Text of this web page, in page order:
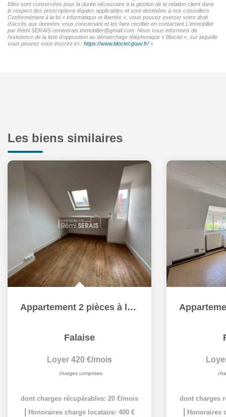
Elles sont conservées pour la durée nécessaire à la gestion de la relation client dans
le respect des prescriptions légales applicables et sont destinées à nos conseillers
Conformément à la loi « informatique et libertés », vous pouvez exercer votre droit
d'accès aux données vous concernant et les faire rectifier en contactant L'immobilier
par Rémi SERAIS remiserais.immobilier@gmail.com. Nous vous informons de
l'existence de la liste d'opposition au démarchage téléphonique « Bloctel », sur laquelle
vous pouvez vous inscrire ici : https://www.bloctel.gouv.fr/»
Les biens similaires
Appartement 2 pièces à louer - Falaise
Falaise
Loyer 420 €/mois
charges comprises
dont charges récupérables: 20 €/mois
Honoraires charge locataire: 400 €
dont charges
Honoraires